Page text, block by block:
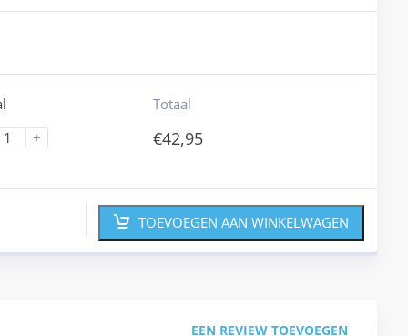
+
Totaal
€42,95
TOEVOEGEN AAN WINKELWAGEN
EEN REVIEW TOEVOEGEN